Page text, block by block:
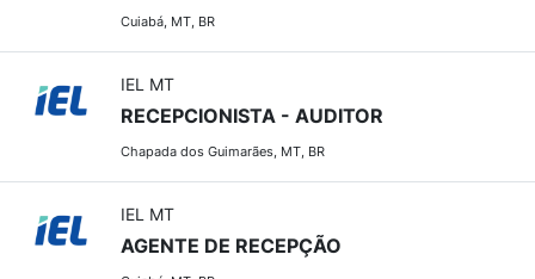
Cuiabá, MT, BR
IEL MT
RECEPCIONISTA - AUDITOR
Chapada dos Guimarães, MT, BR
IEL MT
AGENTE DE RECEPÇÃO